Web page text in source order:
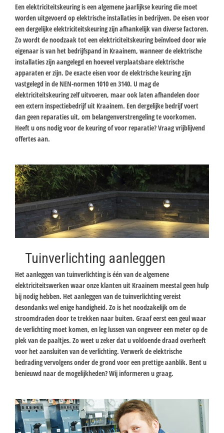
Een elektriciteitskeuring is een algemene jaarlijkse keuring die moet
worden uitgevoerd op elektrische installaties in bedrijven. De eisen voor
een dergelijke elektriciteitskeuring zijn afhankelijk van diverse factoren.
Zo wordt de noodzaak tot een elektriciteitskeuring beïnvloed door wie
eigenaar is van het bedrijfspand in Kraainem, wanneer de elektrische
installaties zijn aangelegd en hoeveel verplaatsbare elektrische
apparaten er zijn. De exacte eisen voor de elektrische keuring zijn
vastgelegd in de NEN-normen 1010 en 3140. U mag de
elektriciteitskeuring zelf uitvoeren, maar ook laten afhandelen door
een extern inspectiebedrijf uit Kraainem. Een dergelijke bedrijf voert
dan geen reparaties uit, om belangenverstrengeling te voorkomen.
Heeft u ons nodig voor de keuring of voor reparatie? Vraag vrijblijvend
offertes aan.
Tuinverlichting aanleggen
Het aanleggen van tuinverlichting is één van de algemene
elektriciteitswerken waar onze klanten uit Kraainem meestal geen hulp
bij nodig hebben. Het aanleggen van de tuinverlichting vereist
desondanks wel enige handigheid. Zo is het noodzakelijk om de
stroomdraden door te trekken naar buiten. Graaf eerst een geul waar
de verlichting moet komen, en leg lussen van ongeveer een meter op de
plek van de paaltjes. Zo weet u zeker dat u voldoende draad overheeft
voor het aansluiten van de verlichting. Verwerk de elektrische
bedrading vervolgens onder de grond voor een prettige aanblik. Bent u
benieuwd naar de mogelijkheden? Wij informeren u graag.